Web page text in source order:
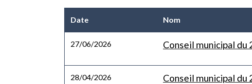
Date Nom
27/06/2026 Conseil municipal du
28/04/2026 Conseil municipal du